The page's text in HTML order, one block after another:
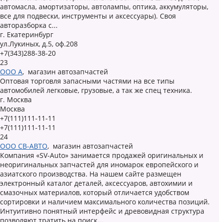
автомасла, амортизаторы, автолампы, оптика, аккумуляторы,
все для подвески, инструменты и аксессуары). Своя
авторазборка с...
г. Екатеринбург
ул.Лукиных, д.5, оф.208
+7(343)288-38-20
23
ООО А, магазин автозапчастей
Оптовая торговля запасными частями на все типы
автомобилей легковые, грузовые, а так же спец техника.
г. Москва
Москва
+7(111)111-11-11
+7(111)111-11-11
24
ООО СВ-АВТО, магазин автозапчастей
Компания «SV-Auto» занимается продажей оригинальных и
неоригинальных запчастей для иномарок европейского и
азиатского производства. На нашем сайте размещен
электронный каталог деталей, аксессуаров, автохимии и
смазочных материалов, который отличается удобством
сортировки и наличием максимального количества позиций.
Интуитивно понятный интерфейс и древовидная структура
позволяют тратить на поиск...